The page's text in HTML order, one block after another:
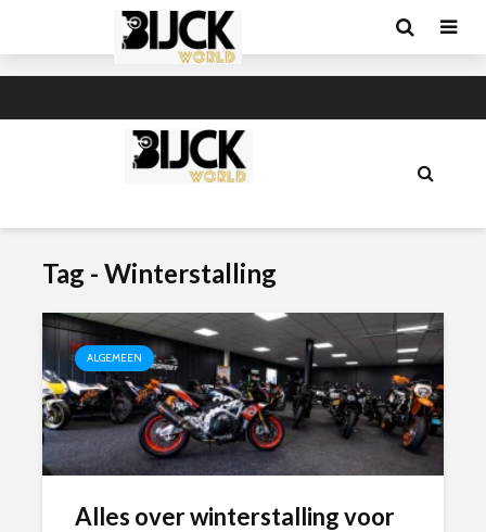
Tag - Winterstalling
ALGEMEEN
Alles over winterstalling voor